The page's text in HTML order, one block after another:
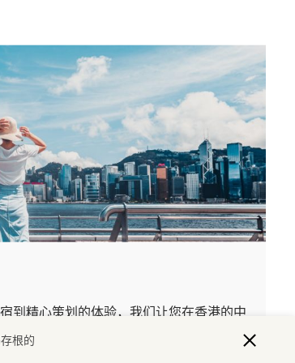
到精心策划的体验，我们让您在香港的中
根的